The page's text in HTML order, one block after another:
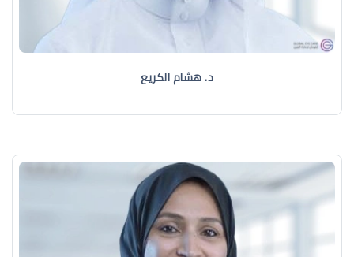
د. هشام الكريع